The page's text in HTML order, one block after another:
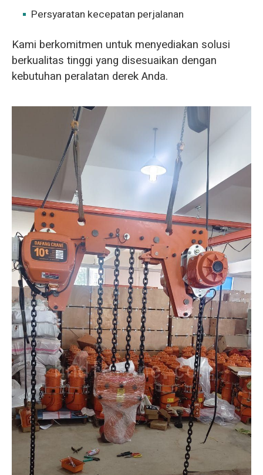
Persyaratan kecepatan perjalanan
Kami berkomitmen untuk menyediakan solusi
berkualitas tinggi yang disesuaikan dengan
kebutuhan peralatan derek Anda.